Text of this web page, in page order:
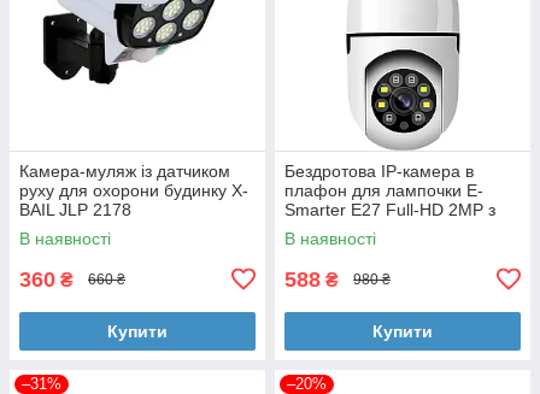
Камера-муляж із датчиком
руху для охорони будинку X-
BAIL JLP 2178
В наявності
360 ₴ 660 ₴
Купити
Бездротова IP-камера в
плафон для лампочки E-
Smarter E27 Full-HD 2MP з
WI-FI
В наявності
588 ₴ 980 ₴
Купити
–31% –20%